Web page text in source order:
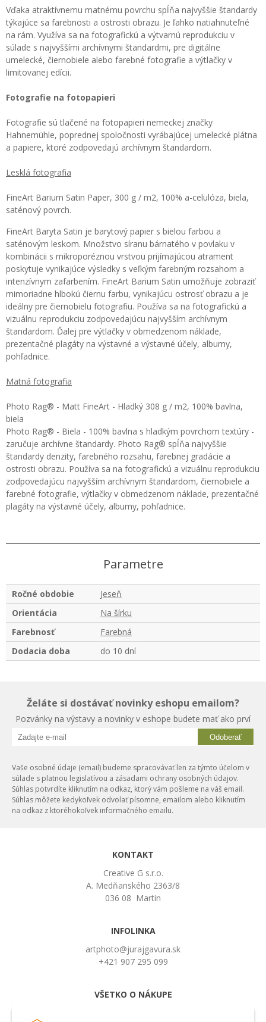
Vďaka atraktívnemu matnému povrchu spĺňa najvyššie štandardy
týkajúce sa farebnosti a ostrosti obrazu. Je ľahko natiahnuteľné
na rám. Využíva sa na fotografickú a výtvarnú reprodukciu v
súlade s najvyššími archívnymi štandardmi, pre digitálne
umelecké, čiernobiele alebo farebné fotografie a výtlačky v
limitovanej edícii.
Fotografie na fotopapieri
Fotografie sú tlačené na fotopapieri nemeckej značky
Hahnemühle, poprednej spoločnosti vyrábajúcej umelecké plátna
a papiere, ktoré zodpovedajú archívnym štandardom.
Lesklá fotografia
FineArt Barium Satin Paper, 300 g / m2, 100% a-celulóza, biela,
saténový povrch.
FineArt Baryta Satin je barytový papier s bielou farbou a
saténovým leskom. Množstvo síranu bárnatého v povlaku v
kombinácii s mikroporéznou vrstvou prijímajúcou atrament
poskytuje vynikajúce výsledky s veľkým farebným rozsahom a
intenzívnym zafarbením. FineArt Barium Satin umožňuje zobraziť
mimoriadne hlbokú čiernu farbu, vynikajúcu ostrosť obrazu a je
ideálny pre čiernobielu fotografiu. Používa sa na fotografickú a
vizuálnu reprodukciu zodpovedajúcu najvyšším archívnym
štandardom. Ďalej pre výtlačky v obmedzenom náklade,
prezentačné plagáty na výstavné a výstavné účely, albumy,
pohľadnice.
Matná fotografia
Photo Rag® - Matt FineArt - Hladký 308 g / m2, 100% bavlna,
biela
Photo Rag® - Biela - 100% bavlna s hladkým povrchom textúry -
zaručuje archívne štandardy. Photo Rag® spĺňa najvyššie
štandardy denzity, farebného rozsahu, farebnej gradácie a
ostrosti obrazu. Používa sa na fotografickú a vizuálnu reprodukciu
zodpovedajúcu najvyšším archívnym štandardom, čiernobiele a
farebné fotografie, výtlačky v obmedzenom náklade, prezentačné
plagáty na výstavné účely, albumy, pohľadnice.
Parametre
Ročné obdobie
Jeseň
Orientácia
Na šírku
Farebnosť
Farebná
Dodacia doba
do 10 dní
Želáte si dostávať novinky eshopu emailom?
Pozvánky na výstavy a novinky v eshope budete mať ako prví
Odoberať
Vaše osobné údaje (email) budeme spracovávať len za týmto účelom v
súlade s platnou legislatívou a zásadami ochrany osobných údajov.
Súhlas potvrdíte kliknutím na odkaz, ktorý vám pošleme na váš email.
Súhlas môžete kedykoľvek odvolať písomne, emailom alebo kliknutím
na odkaz z ktoréhokoľvek informačného emailu.
KONTAKT
Creative G s.r.o.
A. Medňanského 2363/8
036 08 Martin
INFOLINKA
artphoto@jurajgavura.sk
+421 907 295 099
VŠETKO O NÁKUPE